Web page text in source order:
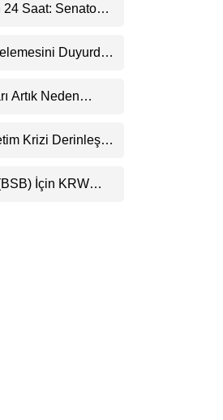
LinkedIn
Telegram
Saat: Senato
Duyurdu:
Artık Neden
Krizi Derinleşti:
İçin KRW